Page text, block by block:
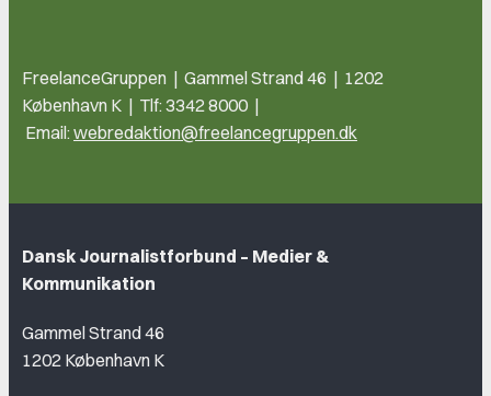
FreelanceGruppen | Gammel Strand 46 | 1202
København K | Tlf: 3342 8000 |
Email: webredaktion@freelancegruppen.dk
Dansk Journalistforbund – Medier &
Kommunikation
Gammel Strand 46
1202 København K